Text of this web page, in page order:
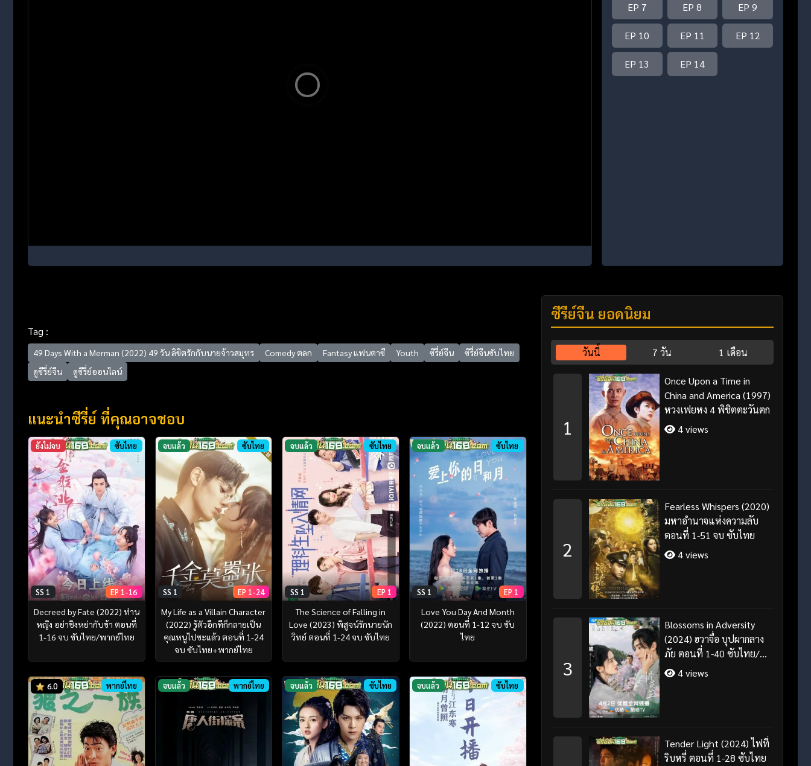
EP 7 EP 8 EP 9
EP 10 EP 11 EP 12
EP 13 EP 14
Tag :
49 Days With a Merman (2022) 49 วัน ลิขิตรักกับนายจ้าวสมุทร Comedy ตลก Fantasy แฟนตาซี Youth ซีรี่ย์จีน
ซีรี่ย์จีนซับไทย
ดูซีรี่ย์จีน
ดูซีรี่ย์ออนไลน์
แนะนำซีรี่ย์ ที่คุณอาจชอบ
ยังไม่จบ ซับไทย
SS 1 EP 1-16
Decreed by Fate (2022) ท่าน
หญิง อย่าชิงหย่ากับข้า ตอนที่
1-16 จบ ซับไทย/พากย์ไทย
จบแล้ว ซับไทย
SS 1 EP 1-24
My Life as a Villain Character
(2022) รู้ตัวอีกทีก็กลายเป็น
คุณหนูไปซะแล้ว ตอนที่ 1-24
จบ ซับไทย+พากย์ไทย
จบแล้ว ซับไทย
SS 1 EP 1
The Science of Falling in
Love (2023) พิสูจน์รักนายนัก
วิทย์ ตอนที่ 1-24 จบ ซับไทย
จบแล้ว ซับไทย
SS 1 EP 1
Love You Day And Month
(2022) ตอนที่ 1-12 จบ ซับ
ไทย
6.0 พากย์ไทย จบแล้ว พากย์ไทย จบแล้ว ซับไทย จบแล้ว ซับไทย
ซีรี่ย์จีน ยอดนิยม
วันนี้ 7 วัน 1 เดือน
1
Once Upon a Time in
China and America (1997)
หวงเฟยหง 4 พิชิตตะวันตก
4 views
2
Fearless Whispers (2020)
มหาอำนาจแห่งความลับ
ตอนที่ 1-51 จบ ซับไทย
4 views
3
Blossoms in Adversity
(2024) ฮวาจื่อ บุปผากลาง
ภัย ตอนที่ 1-40 ซับไทย/
พากย์ไทย
4 views
Tender Light (2024) ไฟที่
ริบหรี่ ตอนที่ 1-28 ซับไทย